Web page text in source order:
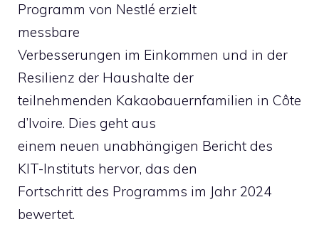
Programm von Nestlé erzielt
messbare
Verbesserungen im Einkommen und in der
Resilienz der Haushalte der
teilnehmenden Kakaobauernfamilien in Côte
d’Ivoire. Dies geht aus
einem neuen unabhängigen Bericht des
KIT-Instituts hervor, das den
Fortschritt des Programms im Jahr 2024
bewertet.